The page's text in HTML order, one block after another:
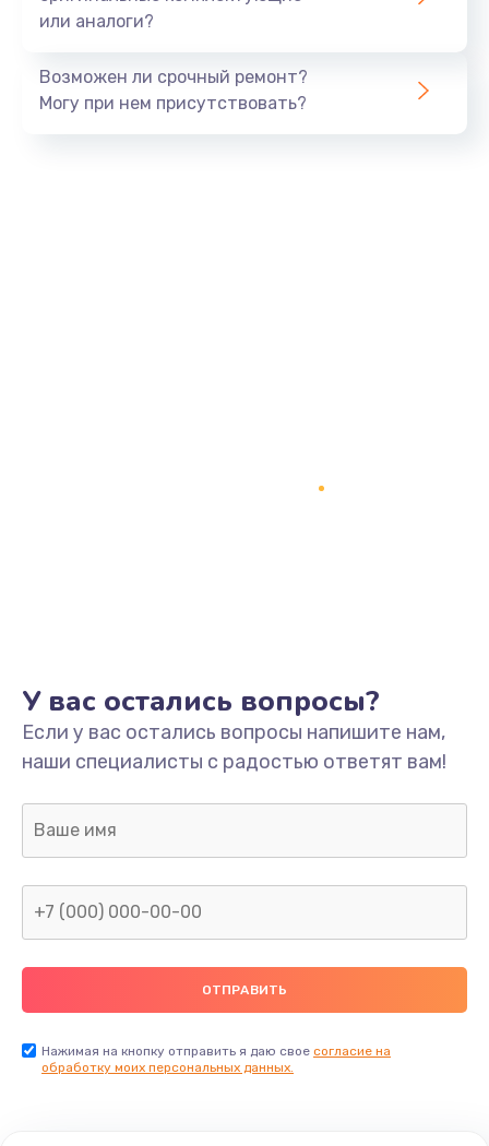
Заказать
1550 руб.
Заказать
Заказать
Замена звуковой карты
1600 руб.
Заказать
1560 руб.
или аналоги?
Возможен ли срочный ремонт?
Могу при нем присутствовать?
У вас остались вопросы?
Если у вас остались вопросы напишите нам,
наши специалисты с радостью ответят вам!
Нажимая на кнопку отправить я даю свое согласие на
обработку моих персональных данных.